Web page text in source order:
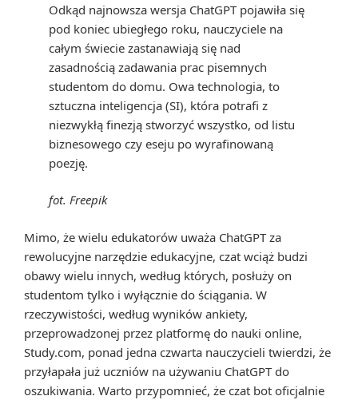
Odkąd najnowsza wersja ChatGPT pojawiła się
pod koniec ubiegłego roku, nauczyciele na
całym świecie zastanawiają się nad
zasadnością zadawania prac pisemnych
studentom do domu. Owa technologia, to
sztuczna inteligencja (SI), która potrafi z
niezwykłą finezją stworzyć wszystko, od listu
biznesowego czy eseju po wyrafinowaną
poezję.
fot. Freepik
Mimo, że wielu edukatorów uważa ChatGPT za
rewolucyjne narzędzie edukacyjne, czat wciąż budzi
obawy wielu innych, według których, posłuży on
studentom tylko i wyłącznie do ściągania. W
rzeczywistości, według wyników ankiety,
przeprowadzonej przez platformę do nauki online,
Study.com, ponad jedna czwarta nauczycieli twierdzi, że
przyłapała już uczniów na używaniu ChatGPT do
oszukiwania. Warto przypomnieć, że czat bot oficjalnie